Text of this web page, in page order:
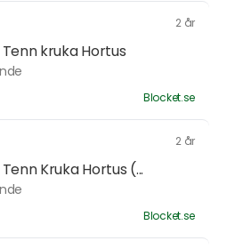
2 år
kruka Hortus
Blocket.se
2 år
Kruka Hortus (...
Blocket.se